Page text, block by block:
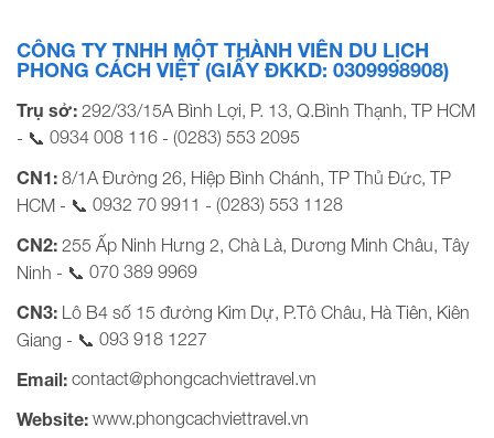
CÔNG TY TNHH MỘT THÀNH VIÊN DU LỊCH
PHONG CÁCH VIỆT (GIẤY ĐKKD: 0309998908)
Trụ sở: 292/33/15A Bình Lợi, P. 13, Q.Bình Thạnh, TP HCM
- 📞 0934 008 116 - (0283) 553 2095
CN1: 8/1A Đường 26, Hiệp Bình Chánh, TP Thủ Đức, TP
HCM - 📞 0932 70 9911 - (0283) 553 1128
CN2: 255 Ấp Ninh Hưng 2, Chà Là, Dương Minh Châu, Tây
Ninh - 📞 070 389 9969
CN3: Lô B4 số 15 đường Kim Dự, P.Tô Châu, Hà Tiên, Kiên
Giang - 📞 093 918 1227
Email: contact@phongcachviettravel.vn
Website: www.phongcachviettravel.vn